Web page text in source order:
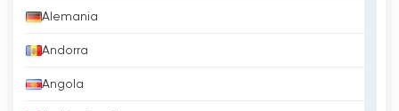
Alemania
Andorra
Angola